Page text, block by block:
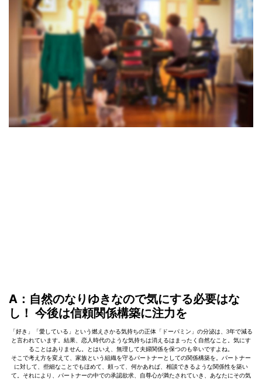
A：自然のなりゆきなので気にする必要はな
し！ 今後は信頼関係構築に注力を
「好き」「愛している」という燃えさかる気持ちの正体「ドーパミン」の分泌は、3年で減る
と言われています。結果、恋人時代のような気持ちは消えるはまったく自然なこと。気にす
ることはありません。とはいえ、無理して夫婦関係を保つのも辛いですよね。
そこで考え方を変えて、家族という組織を守るパートナーとしての関係構築を。パートナー
に対して、些細なことでもほめて、頼って、何かあれば、相談できるような関係性を築い
て。それにより、パートナーの中での承認欲求、自尊心が満たされていき、あなたにその気